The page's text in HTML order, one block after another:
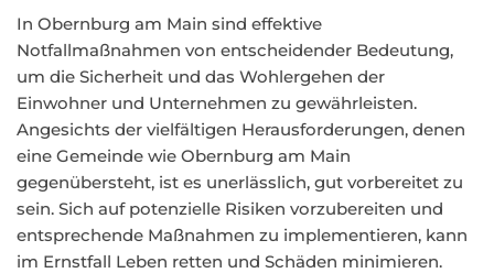
In Obernburg am Main sind effektive
Notfallmaßnahmen von entscheidender Bedeutung,
um die Sicherheit und das Wohlergehen der
Einwohner und Unternehmen zu gewährleisten.
Angesichts der vielfältigen Herausforderungen, denen
eine Gemeinde wie Obernburg am Main
gegenübersteht, ist es unerlässlich, gut vorbereitet zu
sein. Sich auf potenzielle Risiken vorzubereiten und
entsprechende Maßnahmen zu implementieren, kann
im Ernstfall Leben retten und Schäden minimieren.